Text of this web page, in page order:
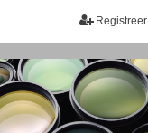
Registreer